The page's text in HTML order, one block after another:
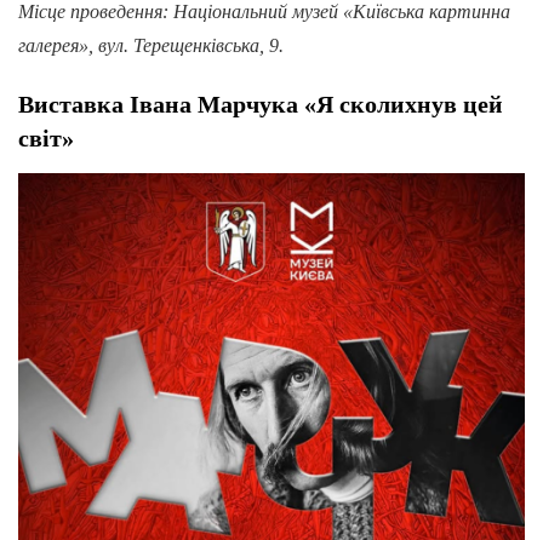
Місце проведення: Національний музей «Київська картинна
галерея», вул. Терещенківська, 9.
Виставка Івана Марчука «Я сколихнув цей
світ»